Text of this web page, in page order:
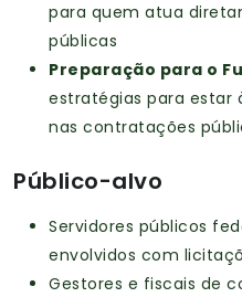
para quem atua
públicas
Preparação para o
estratégias para estar
nas contratações
Público-alvo
Servidores públicos
envolvidos com
Gestores e fiscais de